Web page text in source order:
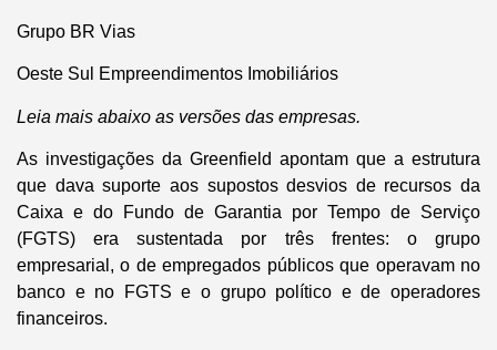
Grupo BR Vias
Oeste Sul Empreendimentos Imobiliários
Leia mais abaixo as versões das empresas.
As investigações da Greenfield apontam que a estrutura
que dava suporte aos supostos desvios de recursos da
Caixa e do Fundo de Garantia por Tempo de Serviço
(FGTS) era sustentada por três frentes: o grupo
empresarial, o de empregados públicos que operavam no
banco e no FGTS e o grupo político e de operadores
financeiros.